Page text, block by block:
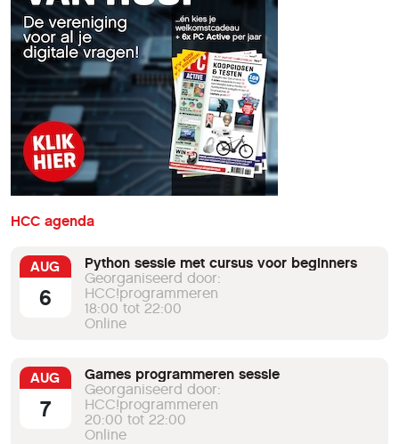
HCC agenda
AUG
6
Python sessie met cursus voor beginners
Georganiseerd door:
HCC!programmeren
18:00 tot 22:00
Online
AUG
7
Games programmeren sessie
Georganiseerd door:
HCC!programmeren
20:00 tot 22:00
Online